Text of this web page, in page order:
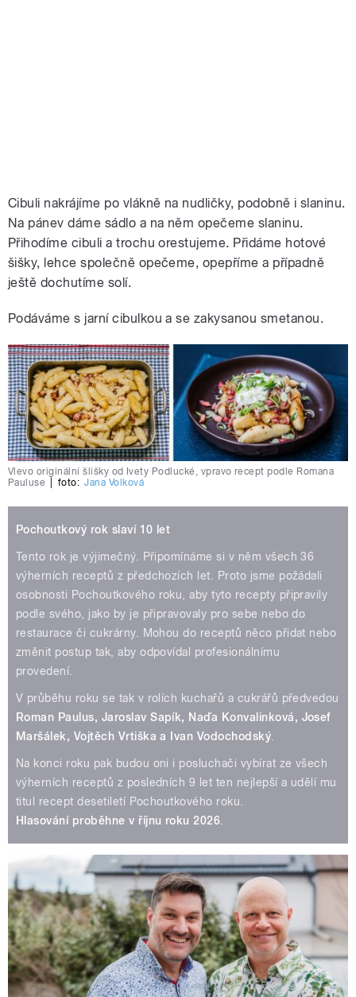
Cibuli nakrájíme po vlákně na nudličky, podobně i slaninu.
Na pánev dáme sádlo a na něm opečeme slaninu.
Přihodíme cibuli a trochu orestujeme. Přidáme hotové
šišky, lehce společně opečeme, opepříme a případně
ještě dochutíme solí.
Podáváme s jarní cibulkou a se zakysanou smetanou.
Vlevo originální šlíšky od Ivety Podlucké, vpravo recept podle Romana
Pauluse
foto: Jana Volková
Pochoutkový rok slaví 10 let
Tento rok je výjimečný. Připomínáme si v něm všech 36
výherních receptů z předchozích let. Proto jsme požádali
osobnosti Pochoutkového roku, aby tyto recepty připravily
podle svého, jako by je připravovaly pro sebe nebo do
restaurace či cukrárny. Mohou do receptů něco přidat nebo
změnit postup tak, aby odpovídal profesionálnímu
provedení.
V průběhu roku se tak v rolích kuchařů a cukrářů předvedou
Roman Paulus, Jaroslav Sapík, Naďa Konvalinková, Josef
Maršálek, Vojtěch Vrtiška a Ivan Vodochodský
Na konci roku pak budou oni i posluchači vybírat ze všech
výherních receptů z posledních 9 let ten nejlepší a udělí mu
titul recept desetiletí Pochoutkového roku.
Hlasování proběhne v říjnu roku 2026